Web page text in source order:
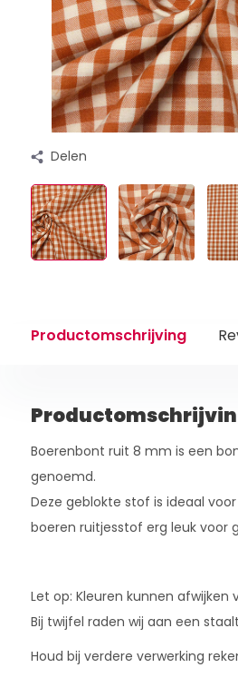
Delen
Productomschrijving
Boerenbont ruit 8 mm is een
genoemd.
Deze geblokte stof is ideaal
boeren ruitjesstof erg leuk voor
Let op: Kleuren kunnen afwijken
Bij twijfel raden wij aan een
Houd bij verdere verwerking